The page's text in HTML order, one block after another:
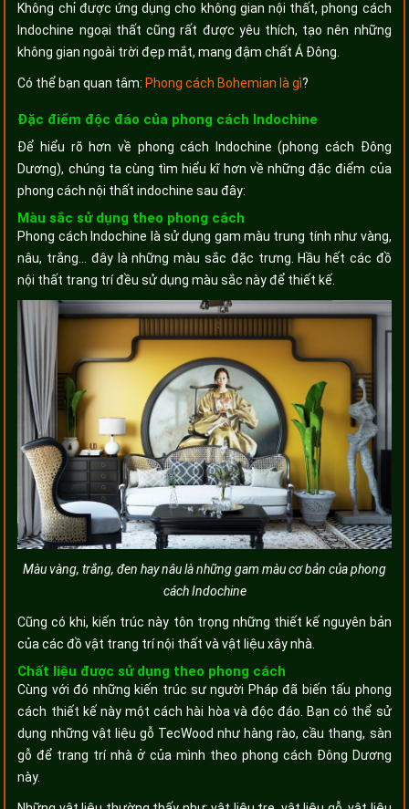
Không chỉ được ứng dụng cho không gian nội thất, phong cách
Indochine ngoại thất cũng rất được yêu thích, tạo nên những
không gian ngoài trời đẹp mắt, mang đậm chất Á Đông.
Có thể bạn quan tâm: Phong cách Bohemian là gì?
Đặc điểm độc đáo của phong cách Indochine
Để hiểu rõ hơn về phong cách Indochine (phong cách Đông
Dương), chúng ta cùng tìm hiểu kĩ hơn về những đặc điểm của
phong cách nội thất indochine sau đây:
Màu sắc sử dụng theo phong cách
Phong cách Indochine là sử dụng gam màu trung tính như vàng,
nâu, trắng… đây là những màu sắc đặc trưng. Hầu hết các đồ
nội thất trang trí đều sử dụng màu sắc này để thiết kế.
Màu vàng, trắng, đen hay nâu là những gam màu cơ bản của phong
cách Indochine
Cũng có khi, kiến trúc này tôn trọng những thiết kế nguyên bản
của các đồ vật trang trí nội thất và vật liệu xây nhà.
Chất liệu được sử dụng theo phong cách
Cùng với đó những kiến trúc sư người Pháp đã biến tấu phong
cách thiết kế này một cách hài hòa và độc đáo. Bạn có thể sử
dụng những vật liệu gỗ TecWood như hàng rào, cầu thang, sàn
gỗ để trang trí nhà ở của mình theo phong cách Đông Dương
này.